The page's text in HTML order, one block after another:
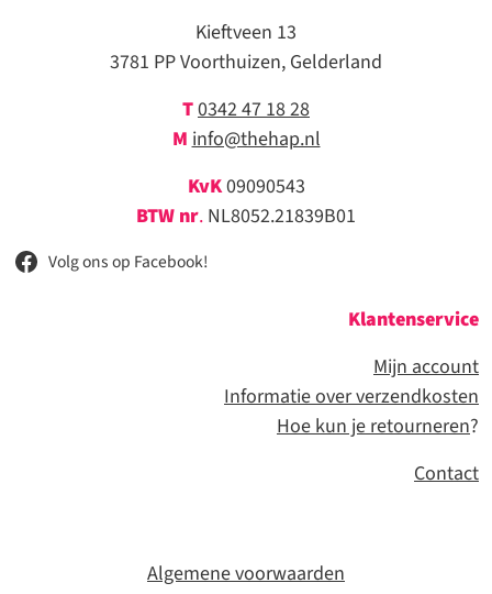
Kieftveen 13
3781 PP Voorthuizen, Gelderland
T0342 47 18 28
M info@thehap.nl
KvK09090543
BTW nr. NL8052.21839B01
Volg ons op Facebook!
Klantenservice
Mijn account
Informatie over verzendkosten
Hoe kun je retourneren?
Contact
Algemene voorwaarden